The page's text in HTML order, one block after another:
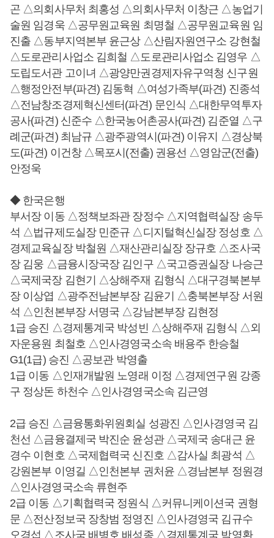
곤 △의회사무처 최홍성 △의회사무처 이창근 △농업기
술원 임경욱 △공무원교육원 최명철 △공무원교육원 임
진출 △동부지역본부 윤근상 △산림자원연구소 강현철
△도로관리사업소 김희철 △도로관리사업소 김영우 △
도립도서관 고이녀 △광양만권경제자유구역청 신구원
△행정안전부(파견) 김동혁 △여성가족부(파견) 진종석
△전남창조경제혁신센터(파견) 문인식 △대한무역투자
공사(파견) 신준수 △한국농어촌공사(파견) 김준열 △구
례군(파견) 최남규 △광주광역시(파견) 이유지 △경상북
도(파견) 이건창 △목포시(전출) 권용선 △영암군(전출)
안정욱
◆ 한국은행
부서장 이동 △정책보좌관 장정수 △지역협력실장 송두
석 △법규제도실장 민준규 △디지털혁신실장 정성호 △
경제교육실장 박철원 △재산관리실장 장규호 △조사국
장 김웅 △금융시장국장 김인구 △국고증권실장 나승근
△국제국장 김현기 △상해주재 김형식 △대구경북본부
장 이상엽 △광주전남본부장 김윤기 △충북본부장 서원
석 △인천본부장 서명국 △강남본부장 김현정
1급 승진 △경제통계국 박성빈 △상해주재 김형식 △외
자운용원 최철호 △인사경영국소속 배용주 한승철
G1(1급) 승진 △공보관 박영출
1급 이동 △인재개발원 노영래 이정 △경제연구원 강종
구 정상돈 하천수 △인사경영국소속 김근영
2급 승진 △금융통화위원회실 성광진 △인사경영국 김
천선 △금융결제국 박진순 윤성관 △국제국 송대근 윤
경수 이현호 △국제협력국 신진호 △감사실 최광석 △
강원본부 이영길 △인천본부 권처윤 △경남본부 정원경
△인사경영국소속 류현주
2급 이동 △기획협력국 정원식 △커뮤니케이션국 권형
문 △전산정보국 장창범 정영진 △인사경영국 김규수
오경섭 △조사국 배병호 배성종 △경제통계국 박영환